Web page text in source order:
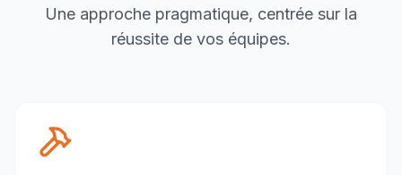
Une approche pragmatique, centrée sur la
réussite de vos équipes.